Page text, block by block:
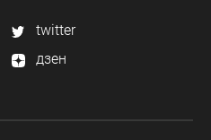
twitter
дзен